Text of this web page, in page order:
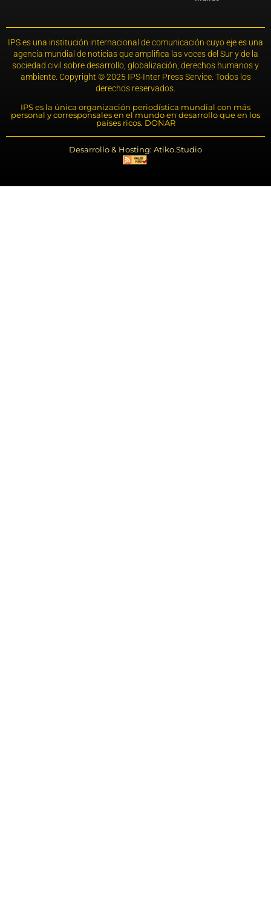
IPS es una institución internacional de comunicación cuyo eje es una
agencia mundial de noticias que amplifica las voces del Sur y de la
sociedad civil sobre desarrollo, globalización, derechos humanos y
ambiente. Copyright © 2025 IPS-Inter Press Service. Todos los
derechos reservados.
IPS es la única organización periodística mundial con más
personal y corresponsales en el mundo en desarrollo que en los
países ricos. DONAR
Desarrollo & Hosting: Atiko.Studio